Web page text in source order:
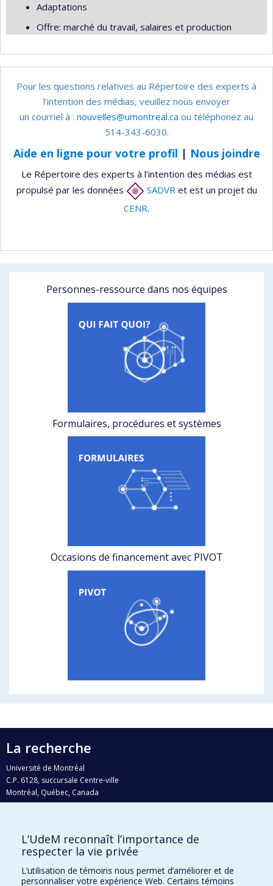
Adaptations
Offre: marché du travail, salaires et production
Pour les questions relatives au Répertoire des experts à
l’intention des médias, veuillez nous envoyer
un courriel à : nouvelles@umontreal.ca ou téléphonez au
514-343-6030.
Aide en ligne pour votre profil | Nous joindre
Le Répertoire des experts à l’intention des médias est
propulsé par les données
SADVRet est un projet du
CENR.
Personnes-ressource dans nos équipes
Formulaires, procédures et systèmes
Occasions de financement avec PIVOT
La recherche
Université de Montréal
C.P. 6128, succursale Centre-ville
Montréal, Québec, Canada
H3C 3J7
Qui fait quoi?
Nous trouver
L’UdeM reconnaît l’importance de
respecter la vie privée
L’utilisation de témoins nous permet d’améliorer et de
personnaliser votre expérience Web. Certains témoins